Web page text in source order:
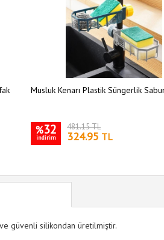
Musluk Kenarı Plastik Süngerlik
%32
indirim
481.15 TL
324.95 TL
güvenli silikondan üretilmiştir.